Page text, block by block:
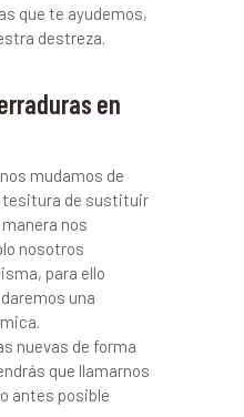
que te ayudemos,
destreza.
en
mudamos de
tesitura de sustituir
nos
nosotros
para ello
una
nuevas de forma
que llamarnos
antes posible